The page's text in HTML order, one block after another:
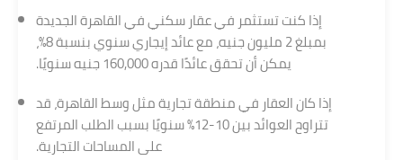
إذا كنت تستثمر في عقار سكني في القاهرة الجديدة
بمبلغ 2 مليون جنيه، مع عائد إيجاري سنوي بنسبة 8%،
يمكن أن تحقق عائدًا قدره 160,000 جنيه سنويًا.
إذا كان العقار في منطقة تجارية مثل وسط القاهرة، قد
تتراوح العوائد بين 10-12% سنويًا بسبب الطلب المرتفع
على المساحات التجارية.